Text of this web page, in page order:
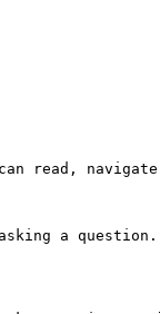
read,
a question.